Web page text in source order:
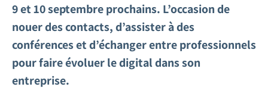
9 et 10 septembre prochains. L’occasion de
nouer des contacts, d’assister à des
conférences et d’échanger entre professionnels
pour faire évoluer le digital dans son
entreprise.